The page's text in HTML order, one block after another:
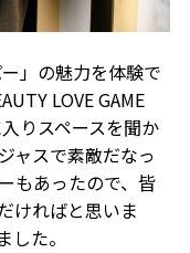
」の魅力を体験で
LOVE GAME
りスペースを聞か
ャスで素敵だなっ
もあったので、皆
ければと思いま
た。